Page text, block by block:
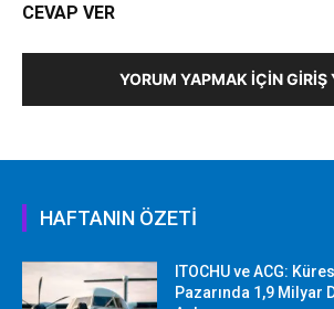
CEVAP VER
YORUM YAPMAK İÇIN GIRIŞ
HAFTANIN ÖZETİ
ITOCHU ve ACG:
Pazarında 1,9 Milyar